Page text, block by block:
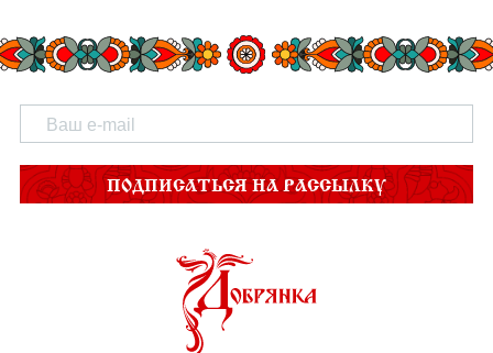
ПОДПИСАТЬСЯ НА РАССЫЛКУ